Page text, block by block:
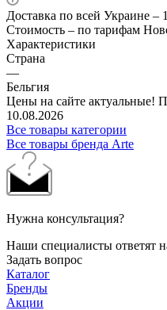
Доставка по всей Украине –
Стоимость – по тарифам
Характеристики
Страна
—
Бельгия
Цены на сайте актуальные!
10.08.2026
Все товары категории
Все товары бренда Arte
Нужна консультация?
Наши специалисты ответят
Задать вопрос
Каталог
Бренды
Акции